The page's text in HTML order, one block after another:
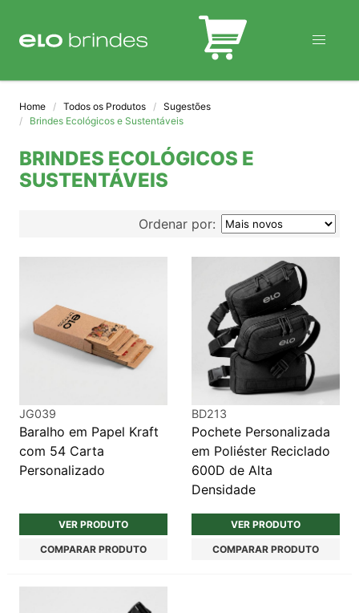
BLOG
Home Todos os Produtos
Sugestões
Brindes Ecológicos e Sustentáveis
BRINDES ECOLÓGICOS E
SUSTENTÁVEIS
Ordenar por:
JG039
Baralho em Papel Kraft
com 54 Carta
Personalizado
VER PRODUTO
COMPARAR PRODUTO
BD213
Pochete Personalizada
em Poliéster Reciclado
600D de Alta
Densidade
VER PRODUTO
COMPARAR PRODUTO